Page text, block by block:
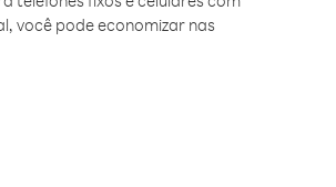
você pode economizar nas